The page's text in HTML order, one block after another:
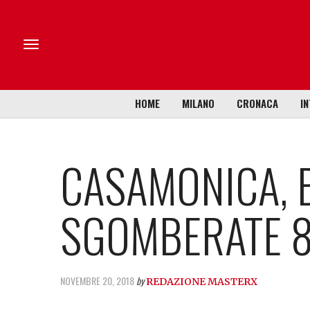
HOME MILANO CRONACA
CASAMONICA,
SGOMBERATE
NOVEMBRE 20, 2018by REDAZIONE MASTERX